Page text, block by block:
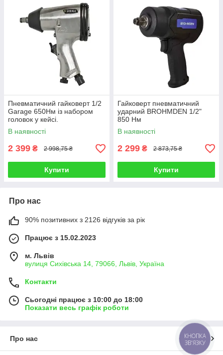
Пневматичний гайковерт 1/2
Garage 650Нм із набором
головок у кейсі.
В наявності
2 399 ₴ 2 998,75 ₴
Купити
Гайковерт пневматичний
ударний BROHMDEN 1/2"
850 Нм
В наявності
2 299 ₴ 2 873,75 ₴
Купити
Про нас
90% позитивних з 2126 відгуків за рік
Працює з 15.02.2023
м. Львів
вулиця Сихівська 14, 79066, Львів, Україна
Контакти
Сьогодні працює з 10:00 до 18:00
Показати весь графік роботи
Про нас
КНОПКА
ЗВ'ЯЗКУ